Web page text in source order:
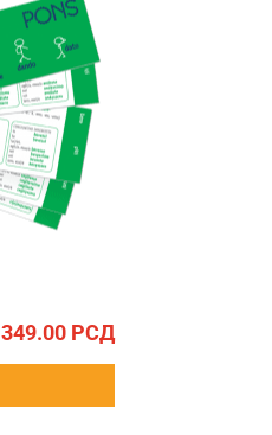
349.00 РСД